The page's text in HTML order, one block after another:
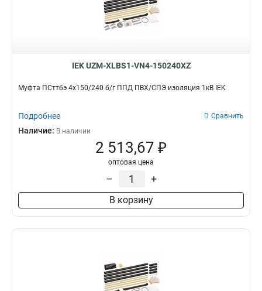
IEK UZM-XLBS1-VN4-150240XZ
Муфта ПСттбэ 4х150/240 б/г ППД ПВХ/СПЭ изоляция 1кВ IEK
Подробнее Сравнить
Наличие: В наличии
2 513,67 ₽
оптовая цена
– +
В корзину